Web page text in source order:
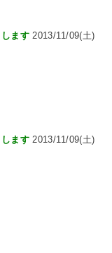
ます 2013/11/09(土)
ます 2013/11/09(土)